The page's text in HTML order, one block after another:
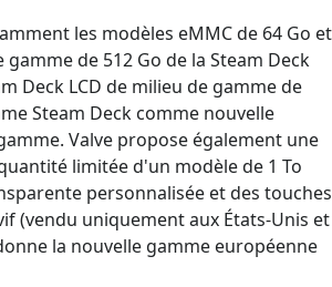
les modèles eMMC de 64 Go et
de 512 Go de la Steam Deck
Deck LCD de milieu de gamme de
Steam Deck comme nouvelle
Valve propose également une
limitée d'un modèle de 1 To
personnalisée et des touches
(vendu uniquement aux États-Unis et
la nouvelle gamme européenne